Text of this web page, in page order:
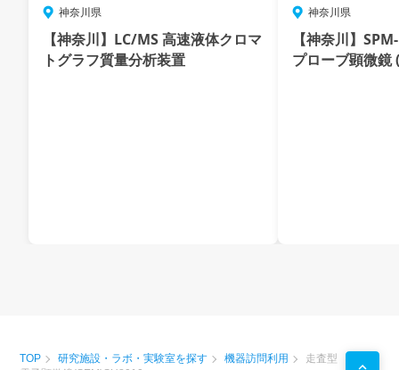
神奈川県
【神奈川】LC/MS 高速液体クロマ
トグラフ質量分析装置
神奈川県
【神奈川】
プローブ顕微鏡
TOP 研究施設・ラボ・実験室を探す 機器訪問利用
走査型